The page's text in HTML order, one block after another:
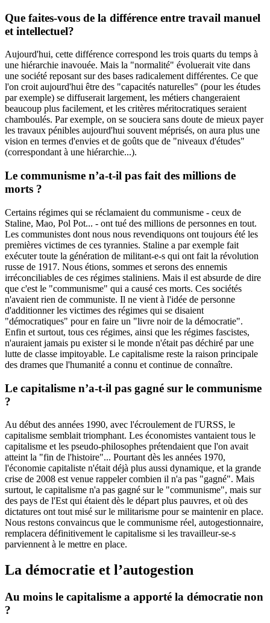
Que faites-vous de la différence entre travail manuel
et intellectuel?
Aujourd'hui, cette différence correspond les trois quarts du temps à
une hiérarchie inavouée. Mais la "normalité" évoluerait vite dans
une société reposant sur des bases radicalement différentes. Ce que
l'on croit aujourd'hui être des "capacités naturelles" (pour les études
par exemple) se diffuserait largement, les métiers changeraient
beaucoup plus facilement, et les critères méritocratiques seraient
chamboulés. Par exemple, on se souciera sans doute de mieux payer
les travaux pénibles aujourd'hui souvent méprisés, on aura plus une
vision en termes d'envies et de goûts que de "niveaux d'études"
(correspondant à une hiérarchie...).
Le communisme n’a-t-il pas fait des millions de
morts ?
Certains régimes qui se réclamaient du communisme - ceux de
Staline, Mao, Pol Pot... - ont tué des millions de personnes en tout.
Les communistes dont nous nous revendiquons ont toujours été les
premières victimes de ces tyrannies. Staline a par exemple fait
exécuter toute la génération de militant-e-s qui ont fait la révolution
russe de 1917. Nous étions, sommes et serons des ennemis
irréconciliables de ces régimes staliniens. Mais il est absurde de dire
que c'est le "communisme" qui a causé ces morts. Ces sociétés
n'avaient rien de communiste. Il ne vient à l'idée de personne
d'additionner les victimes des régimes qui se disaient
"démocratiques" pour en faire un "livre noir de la démocratie".
Enfin et surtout, tous ces régimes, ainsi que les régimes fascistes,
n'auraient jamais pu exister si le monde n'était pas déchiré par une
lutte de classe impitoyable. Le capitalisme reste la raison principale
des drames que l'humanité a connu et continue de connaître.
Le capitalisme n’a-t-il pas gagné sur le communisme
?
Au début des années 1990, avec l'écroulement de l'URSS, le
capitalisme semblait triomphant. Les économistes vantaient tous le
capitalisme et les pseudo-philosophes prétendaient que l'on avait
atteint la "fin de l'histoire"... Pourtant dès les années 1970,
l'économie capitaliste n'était déjà plus aussi dynamique, et la grande
crise de 2008 est venue rappeler combien il n'a pas "gagné". Mais
surtout, le capitalisme n'a pas gagné sur le "communisme", mais sur
des pays de l'Est qui étaient dès le départ plus pauvres, et où des
dictatures ont tout misé sur le militarisme pour se maintenir en place.
Nous restons convaincus que le communisme réel, autogestionnaire,
remplacera définitivement le capitalisme si les travailleur-se-s
parviennent à le mettre en place.
La démocratie et l’autogestion
Au moins le capitalisme a apporté la démocratie non
?